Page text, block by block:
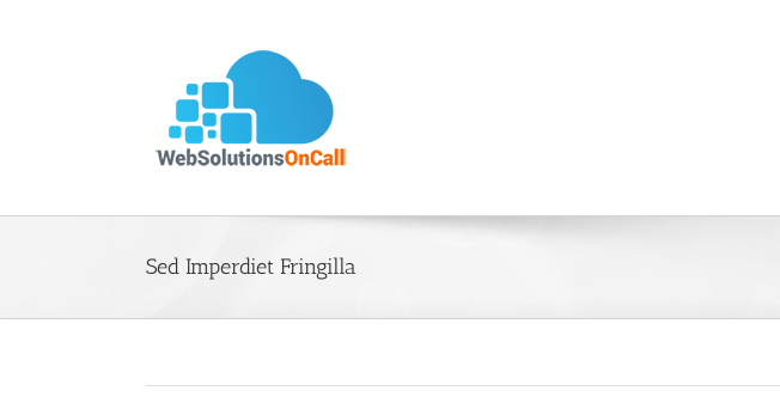
Sed Imperdiet Fringilla